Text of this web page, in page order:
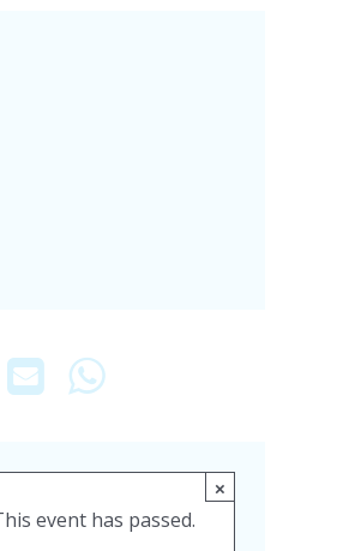
×
event has passed.